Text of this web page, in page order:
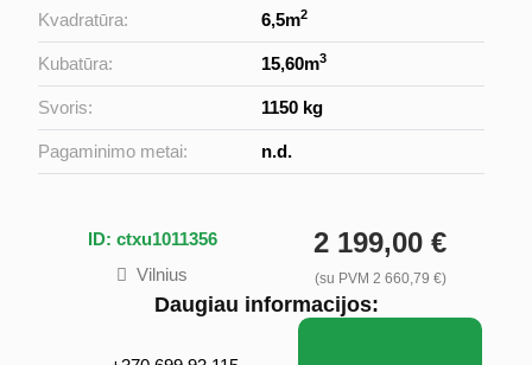
Kvadratūra: 6,5m2
Kubatūra: 15,60m3
Svoris: 1150 kg
Pagaminimo metai: n.d.
ID: ctxu1011356
Vilnius
2 199,00 €
(su PVM 2 660,79 €)
Daugiau informacijos: